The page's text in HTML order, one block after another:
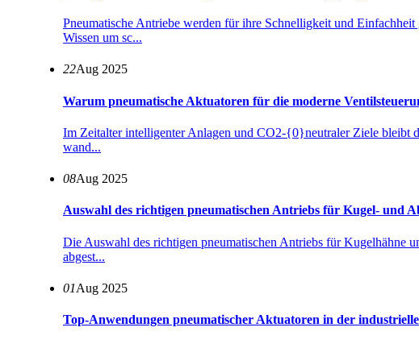
Pneumatische Antriebe werden für ihre Schnelligkeit und
Wissen um sc...
22Aug 2025
Warum pneumatische Aktuatoren für die moderne
Im Zeitalter intelligenter Anlagen und CO2-{0}neutraler Ziele bleibt
wand...
08Aug 2025
Auswahl des richtigen pneumatischen Antriebs für Kugel- und
Die Auswahl des richtigen pneumatischen Antriebs für Kugelhähne
abgest...
01Aug 2025
Top-Anwendungen pneumatischer Aktuatoren in der